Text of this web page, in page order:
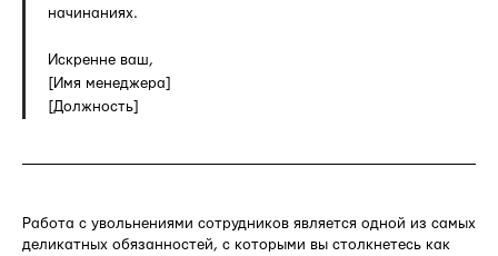
начинаниях.
Искренне ваш,
[Имя менеджера]
[Должность]
Работа с увольнениями сотрудников является одной из самых
деликатных обязанностей, с которыми вы столкнетесь как